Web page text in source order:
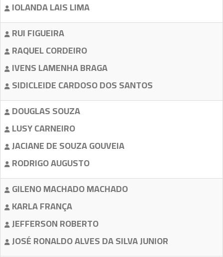
IOLANDA LAIS LIMA
RUI FIGUEIRA
RAQUEL CORDEIRO
IVENS LAMENHA BRAGA
SIDICLEIDE CARDOSO DOS SANTOS
DOUGLAS SOUZA
LUSY CARNEIRO
JACIANE DE SOUZA GOUVEIA
RODRIGO AUGUSTO
GILENO MACHADO MACHADO
KARLA FRANÇA
JEFFERSON ROBERTO
JOSÉ RONALDO ALVES DA SILVA JUNIOR